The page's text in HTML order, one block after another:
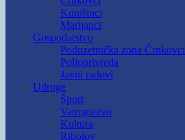
Kunišinci
Marijanci
Gospodarstvo
Poduzetnička zona Črnkovci
Poljoprivreda
Javni radovi
Udruge
Šport
Vatrogastvo
Kultura
Ribolov